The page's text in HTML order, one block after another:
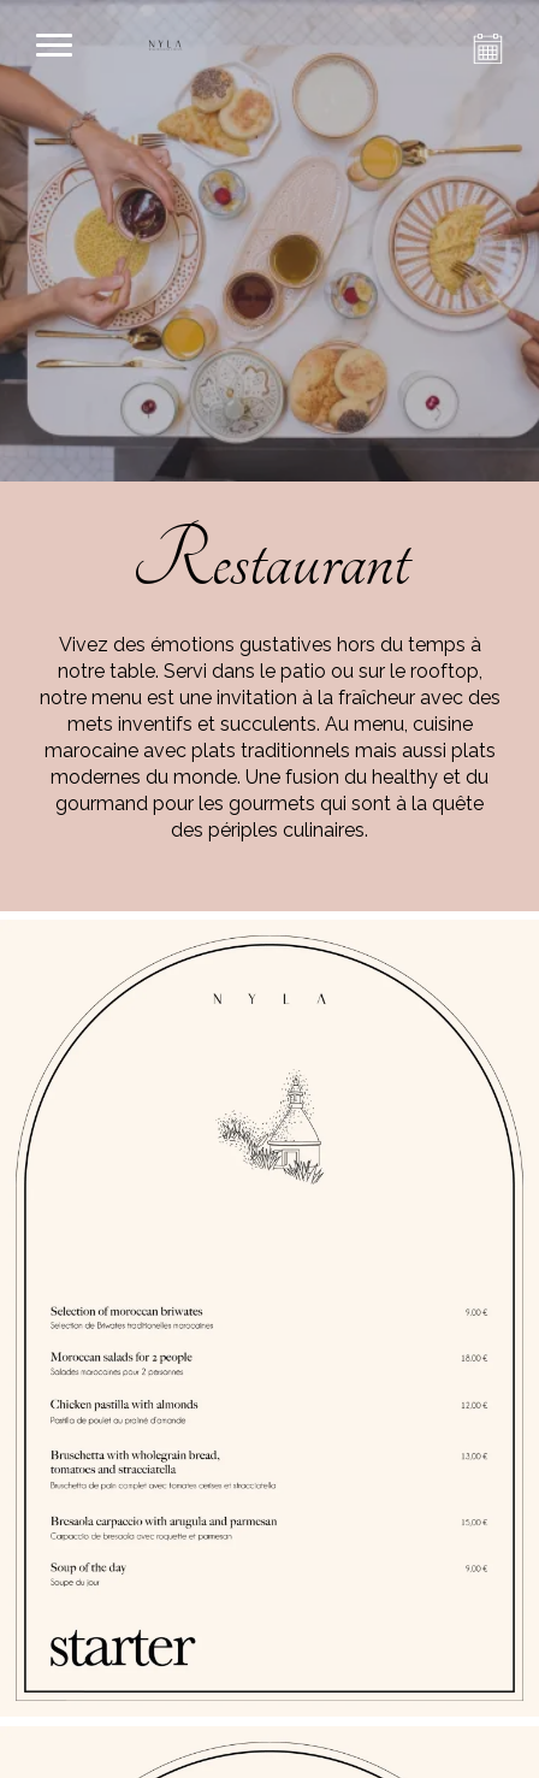
Restaurant
Vivez des émotions gustatives hors du temps à
notre table. Servi dans le patio ou sur le rooftop,
notre menu est une invitation à la fraîcheur avec des
mets inventifs et succulents. Au menu, cuisine
marocaine avec plats traditionnels mais aussi plats
modernes du monde. Une fusion du healthy et du
gourmand pour les gourmets qui sont à la quête
des périples culinaires.